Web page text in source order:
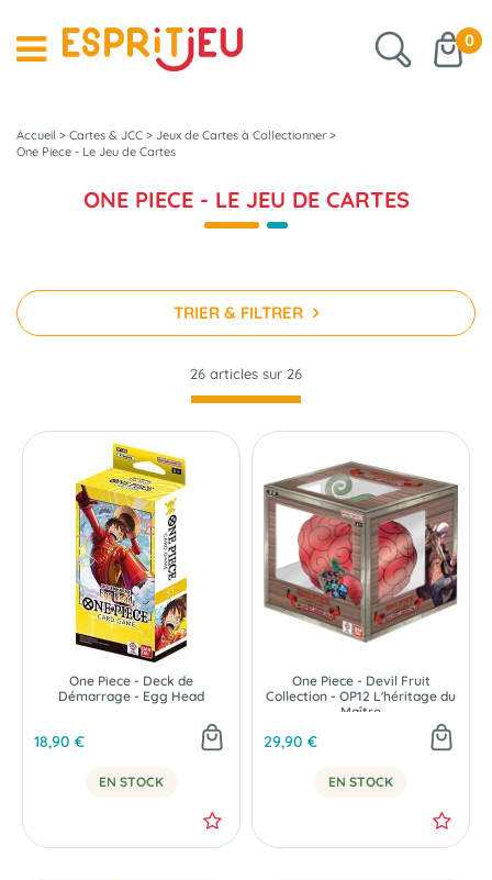
0
Accueil > Cartes & JCC > Jeux de Cartes à Collectionner >
One Piece - Le Jeu de Cartes
ONE PIECE - LE JEU DE CARTES
TRIER & FILTRER
26 articles sur 26
One Piece - Deck de
Démarrage - Egg Head
18,90 €
EN STOCK
One Piece - Devil Fruit
Collection - OP12 L'héritage du
Maître
29,90 €
EN STOCK